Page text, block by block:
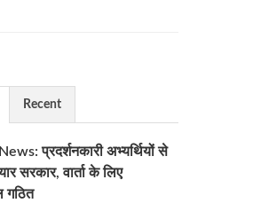
Recent
प्रदर्शनकारी अभ्यर्थियों से
सरकार, वार्ता के लिए
गठित